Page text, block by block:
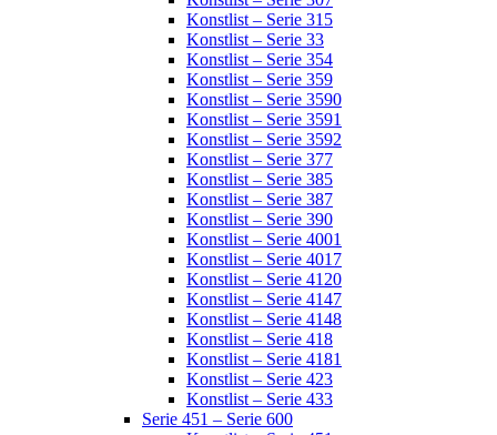
Konstlist – Serie 315
Konstlist – Serie 33
Konstlist – Serie 354
Konstlist – Serie 359
Konstlist – Serie 3590
Konstlist – Serie 3591
Konstlist – Serie 3592
Konstlist – Serie 377
Konstlist – Serie 385
Konstlist – Serie 387
Konstlist – Serie 390
Konstlist – Serie 4001
Konstlist – Serie 4017
Konstlist – Serie 4120
Konstlist – Serie 4147
Konstlist – Serie 4148
Konstlist – Serie 418
Konstlist – Serie 4181
Konstlist – Serie 423
Konstlist – Serie 433
Serie 451 – Serie 600